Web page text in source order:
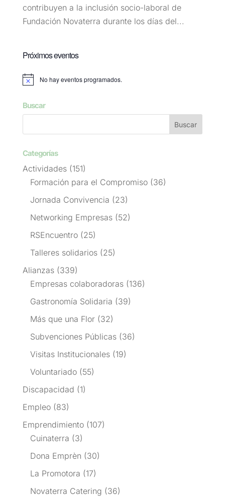
contribuyen a la inclusión socio-laboral de
Fundación Novaterra durante los días del...
Próximos eventos
Aviso No hay eventos programados.
Buscar
Categorías
Actividades(151)
Formación para el Compromiso(36)
Jornada Convivencia (23)
Networking Empresas(52)
RSEncuentro(25)
Talleres solidarios(25)
Alianzas(339)
Empresas colaboradoras(136)
Gastronomía Solidaria (39)
Más que una Flor(32)
Subvenciones Públicas(36)
Visitas Institucionales(19)
Voluntariado(55)
Discapacidad (1)
Empleo(83)
Emprendimiento(107)
Cuinaterra (3)
Dona Emprèn (30)
La Promotora (17)
Novaterra Catering (36)